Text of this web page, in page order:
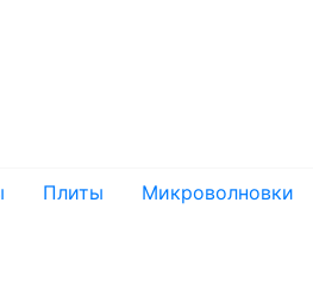
Плиты Микроволновки